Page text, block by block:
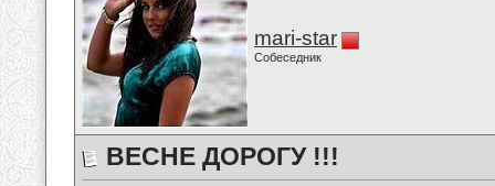
mari-star
Собеседник
ВЕСНЕ ДОРОГУ !!!